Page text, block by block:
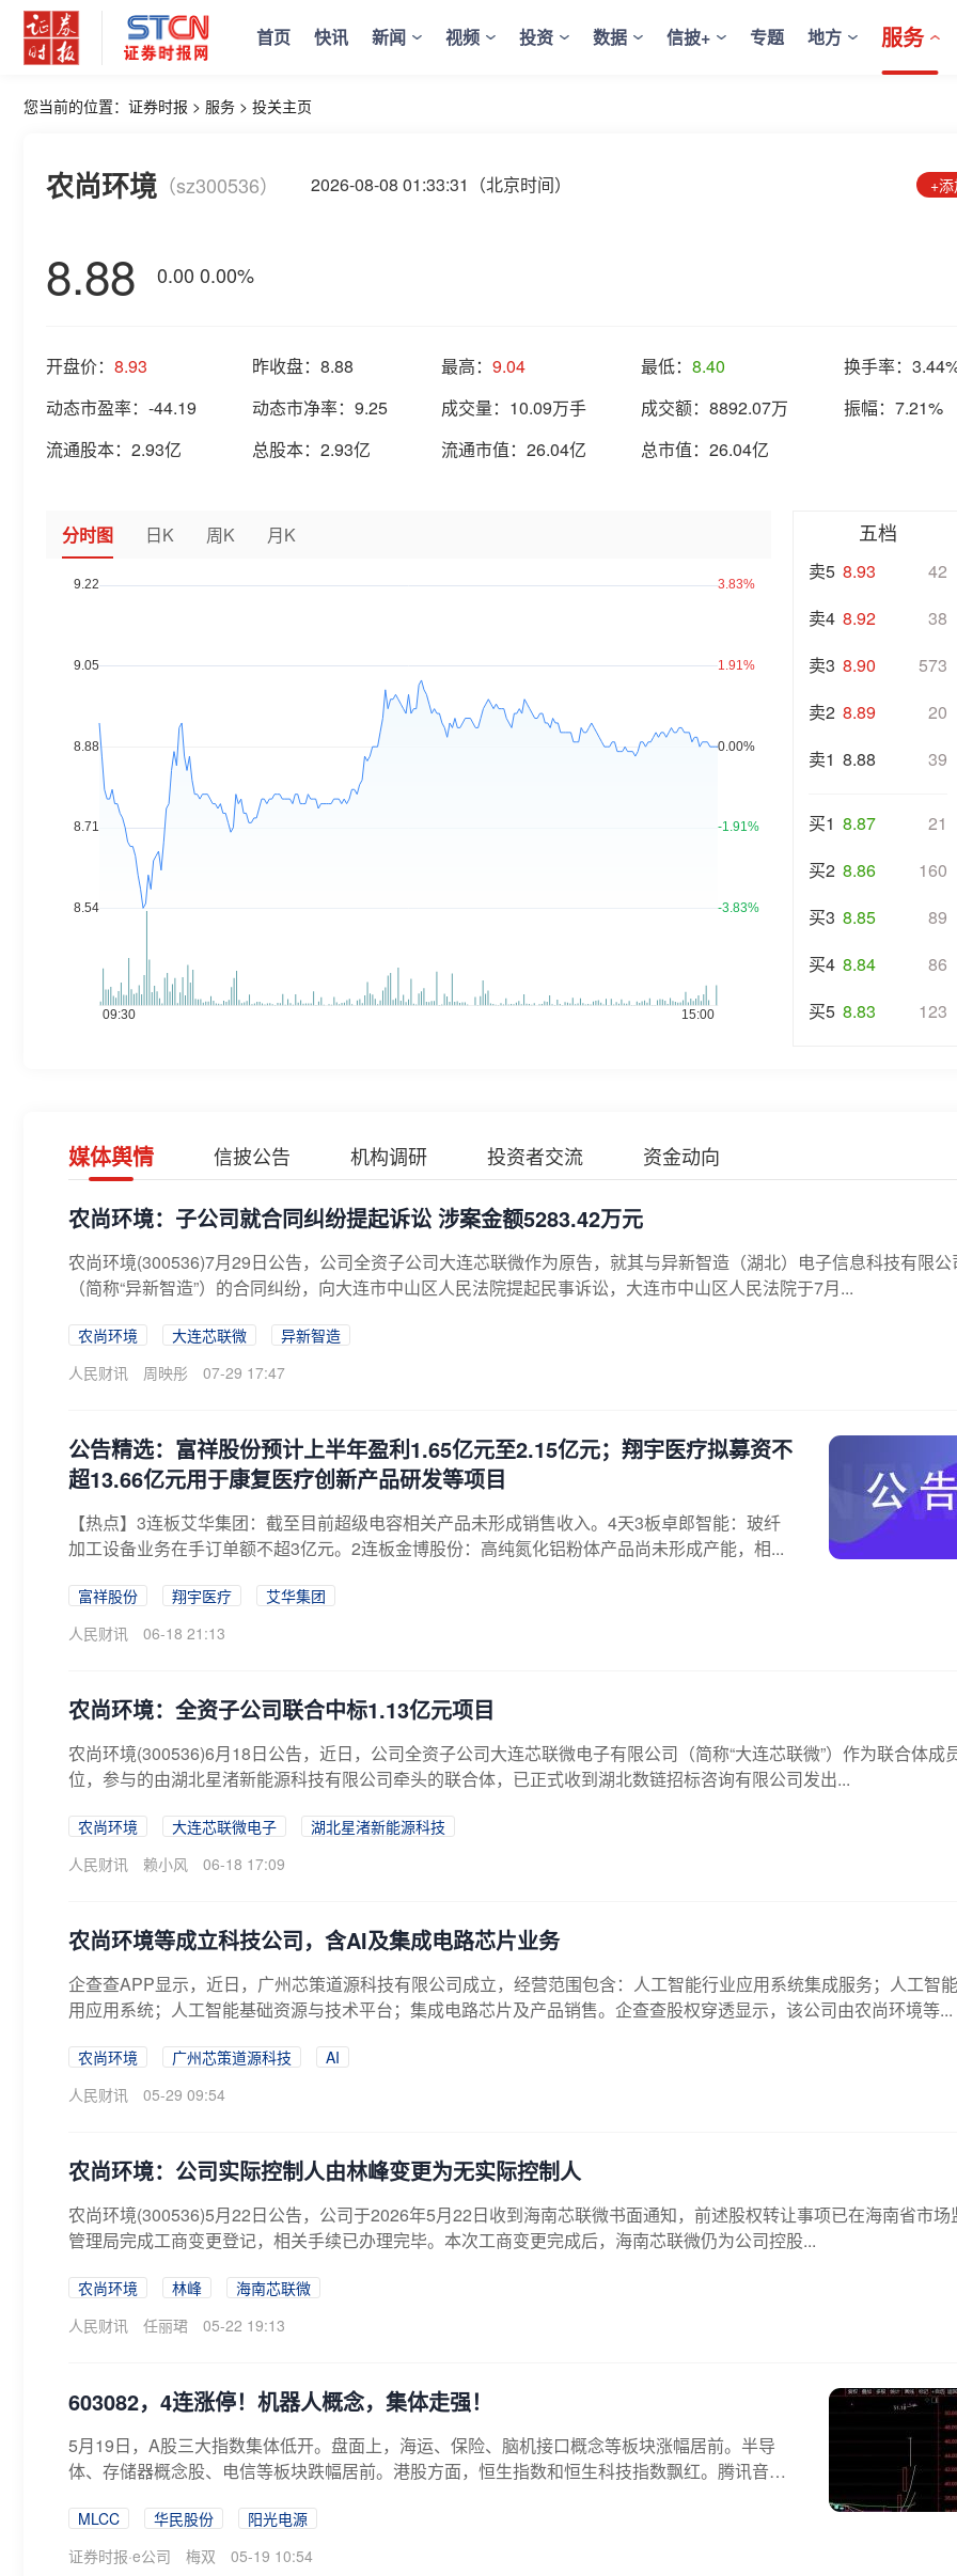
首页 快讯 新闻 视频 投资 数据 信披+ 专题 地方 服务
您当前的位置： 证券时报 > 服务 > 投关主页
农尚环境 （sz300536） 2026-08-08 01:33:31（北京时间） +
8.88 0.00 0.00%
开盘价： 8.93 昨收盘： 8.88 最高： 9.04 最低： 8.40 换手率：
动态市盈率： -44.19 动态市净率： 9.25 成交量： 10.09万手 成交额： 8892.07万 振幅： 7.21%
流通股本： 2.93亿 总股本： 2.93亿 流通市值： 26.04亿 总市值： 26.04亿
分时图 日K 周K 月K 五档
卖5 8.93
42
卖4 8.92
38
卖3 8.90
573
卖2 8.89
20
卖1 8.88 39
买1 8.87
21
买2 8.86
160
买3 8.85
89
买4 8.84
86
买5 8.83 123
媒体舆情 信披公告 机构调研 投资者交流 资金动向
农尚环境：子公司就合同纠纷提起诉讼 涉案金额5283.42万元
农尚环境(300536)7月29日公告，公司全资子公司大连芯联微作为原告，就其与异新智造（湖北）电子信息科技有限公
（简称“异新智造”）的合同纠纷，向大连市中山区人民法院提起民事诉讼，大连市中山区人民法院于7月...
农尚环境 大连芯联微
异新智造
人民财讯
周映彤 07-29 17:47
公告精选：富祥股份预计上半年盈利1.65亿元至2.15亿元；翔宇医疗拟募资不
超13.66亿元用于康复医疗创新产品研发等项目
【热点】3连板艾华集团：截至目前超级电容相关产品未形成销售收入。4天3板卓郎智能：玻纤
加工设备业务在手订单额不超3亿元。2连板金博股份：高纯氮化铝粉体产品尚未形成产能，相...
富祥股份 翔宇医疗
艾华集团
人民财讯
06-18 21:13
农尚环境：全资子公司联合中标1.13亿元项目
农尚环境(300536)6月18日公告，近日，公司全资子公司大连芯联微电子有限公司（简称“大连芯联微”）作为联合体成
位，参与的由湖北星渚新能源科技有限公司牵头的联合体，已正式收到湖北数链招标咨询有限公司发出...
农尚环境 大连芯联微电子
湖北星渚新能源科技
人民财讯
赖小风 06-18 17:09
农尚环境等成立科技公司，含AI及集成电路芯片业务
企查查APP显示，近日，广州芯策道源科技有限公司成立，经营范围包含：人工智能行业应用系统集成服务；人工智
用应用系统；人工智能基础资源与技术平台；集成电路芯片及产品销售。企查查股权穿透显示，该公司由农尚环境等...
农尚环境 广州芯策道源科技
AI
人民财讯
05-29 09:54
农尚环境：公司实际控制人由林峰变更为无实际控制人
农尚环境(300536)5月22日公告，公司于2026年5月22日收到海南芯联微书面通知，前述股权转让事项已在海南省市场
管理局完成工商变更登记，相关手续已办理完毕。本次工商变更完成后，海南芯联微仍为公司控股...
农尚环境 林峰
海南芯联微
人民财讯
任丽珺 05-22 19:13
603082，4连涨停！机器人概念，集体走强！
5月19日，A股三大指数集体低开。盘面上，海运、保险、脑机接口概念等板块涨幅居前。半导
体、存储器概念股、电信等板块跌幅居前。港股方面，恒生指数和恒生科技指数飘红。腾讯音
MLCC 华民股份
阳光电源
证券时报·e公司
梅双 05-19 10:54